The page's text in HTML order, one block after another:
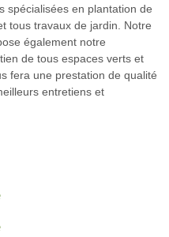
spécialisées en plantation de
tous travaux de jardin. Notre
également notre
de tous espaces verts et
fera une prestation de qualité
entretiens et